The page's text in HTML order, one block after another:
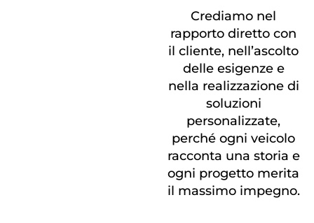
Crediamo nel
rapporto diretto con
il cliente, nell’ascolto
delle esigenze e
nella realizzazione di
soluzioni
personalizzate,
perché ogni veicolo
racconta una storia e
ogni progetto merita
il massimo impegno.